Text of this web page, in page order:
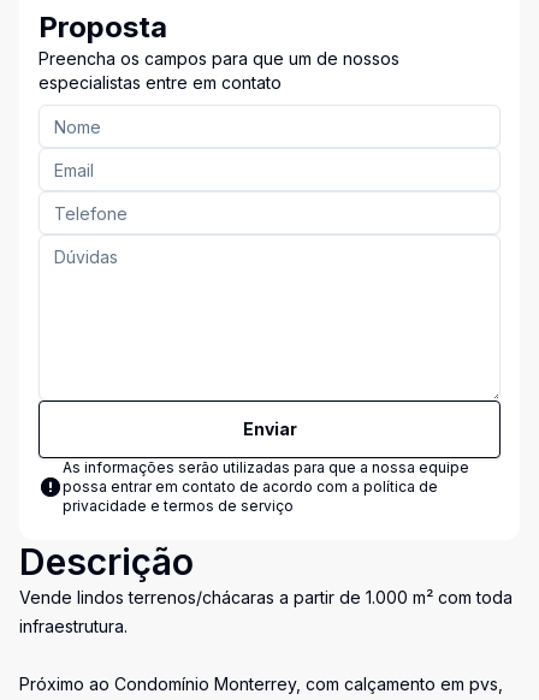
Proposta
Preencha os campos para que um de nossos
especialistas entre em contato
Enviar
As informações serão utilizadas para que a nossa equipe
possa entrar em contato de acordo com a política de
privacidade e termos de serviço
Descrição
Vende lindos terrenos/chácaras a partir de 1.000 m² com toda
infraestrutura.
Próximo ao Condomínio Monterrey, com calçamento em pvs,